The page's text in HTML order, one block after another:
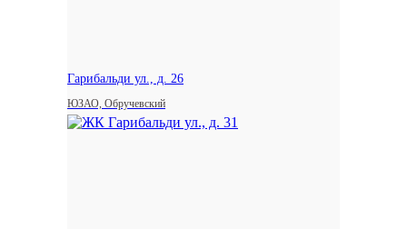
Гарибальди ул., д. 26
ЮЗАО, Обручевский